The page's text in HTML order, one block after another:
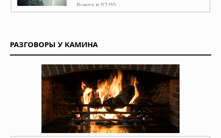
Вчера в 07:00
Вчера в 06:30
звёздные врата: загадки ледяного
континента
05.08.2026 в 07:54
Расшифрованный свиток рассказал
о последних часах Платона
05.08.2026 в 07:15
РАЗГОВОРЫ У КАМИНА